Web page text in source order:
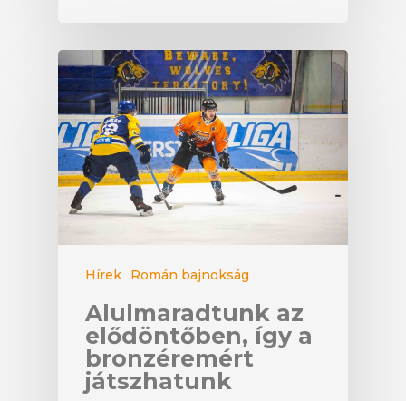
Hírek Román bajnokság
Alulmaradtunk az
elődöntőben, így a
bronzéremért
játszhatunk